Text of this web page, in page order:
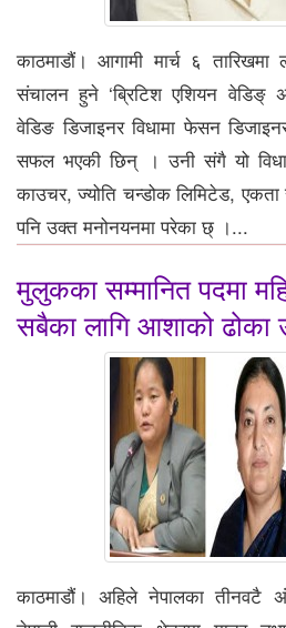
काठमाडौं। आगामी मार्च ६ तारिखमा
संचालन हुने ‘ब्रिटिश एशियन वेडिङ्
वेडिङ डिजाइनर विधामा फेसन
सफल भएकी छिन् । उनी संगै यो
काउचर, ज्योति चन्डोक लिमिटेड,
पनि उक्त मनोनयनमा परेका छ् ।...
मुलुकका सम्मानित पदमा
सबैका लागि आशाको ढोका
काठमाडौं। अहिले नेपालका तीनवटै